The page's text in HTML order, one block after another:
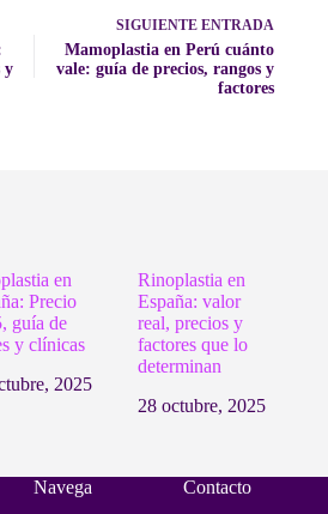
y
SIGUIENTEENTRADA
Mamoplastia en Perú cuánto
vale: guía de precios, rangos y
factores
en
Precio
guía de
y clínicas
2025
Rinoplastia en
España: valor
real, precios y
factores que lo
determinan
28 octubre, 2025
Navega
Contacto